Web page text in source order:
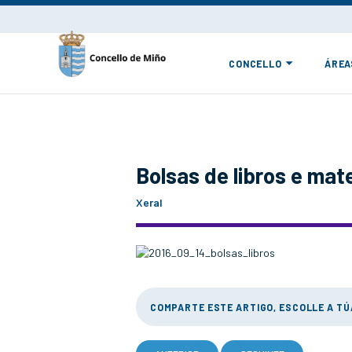
CONCELLO
Bolsas de libros e
Xeral
COMPARTE ESTE ARTIGO, ESCOLLE A